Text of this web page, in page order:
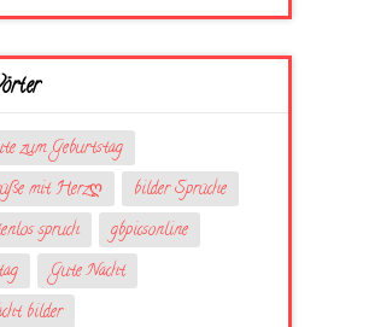
zum Geburtstag
mit Herzღ
bilder Sprüche
spruch
gbpicsonline
Gute Nacht
bilder